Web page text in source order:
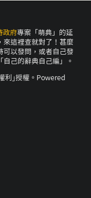
政府專案「萌典」的延
這裡查就對了！甚麼
以發問，或者自己發
己的辭典自己編」。
利｣授權。Powered